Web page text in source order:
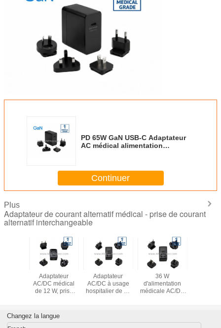
PD 65W GaN USB-C Adaptateur
AC médical alimentation
20V sortie multi-tension
Continuer
Plus
Adaptateur de courant alternatif médical - prise de courant
alternatif interchangeable
5V 1,2A
Faible
Adaptateur
AC/DC médical
de 12 W, prise
approuvé, 5V
2.4A / 12V 1A /
Adaptateur
AC/DC à usage
hospitalier de 24
conforme à la
36 W
d'alimentation
médicale AC/DC
12V 3A / 24V 1,5A
Changez la langue